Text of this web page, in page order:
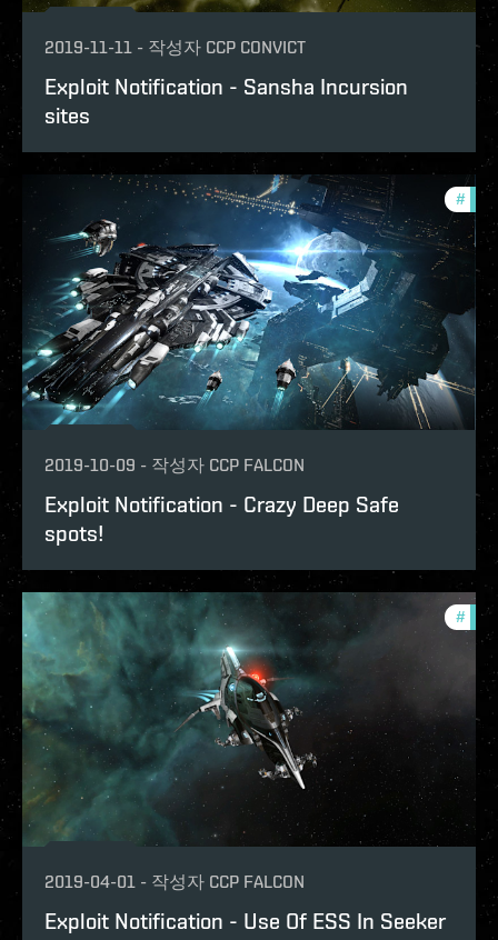
2019-11-11 - 작성자 CCP CONVICT
Exploit Notification - Sansha Incursion
sites
#
2019-10-09 - 작성자 CCP FALCON
Exploit Notification - Crazy Deep Safe
spots!
#
2019-04-01 - 작성자 CCP FALCON
Exploit Notification - Use Of ESS In Seeker